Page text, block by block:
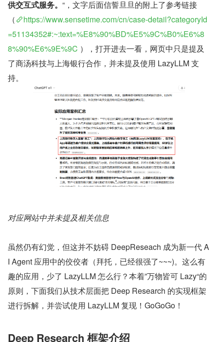
供交互式服务。 “，文字后面信誓旦旦的附上了参考链接
（
https://www.sensetime.com/cn/case-detail?categoryId
=51134352#:~:text=%E8%90%BD%E5%9C%B0%E6%8
8%90%E6%9E%9C ），打开进去一看，网页中只是提及
了商汤科技与上海银行合作，并未提及使用 LazyLLM 支
持。
对应网站中并未提及相关信息
虽然仍有幻觉，但这并不妨碍 DeepReseach 成为新一代 A
I Agent 应用中的佼佼者（拜托，已经很强了~~~)。这么有
趣的应用，少了 LazyLLM 怎么行？本着”万物皆可 Lazy“的
原则，下面我们从技术层面把 Deep Research 的实现框架
进行拆解，并尝试使用 LazyLLM 复现！GoGoGo！
Deep Research 框架介绍